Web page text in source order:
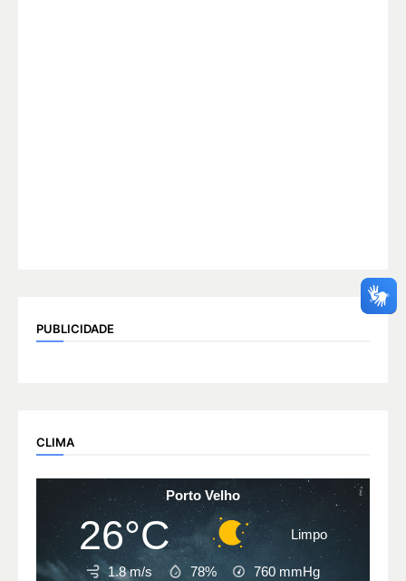
PUBLICIDADE
CLIMA
Porto Velho
26°C Limpo
1.8 m/s 78% 760 mmHg